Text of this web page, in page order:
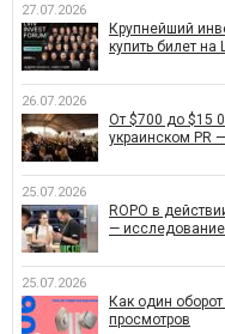
27.07.2026
Крупнейший
купить билет на
26.07.2026
От $700 до $15
украинском PR
25.07.2026
ROPO в
— исследование
25.07.2026
Как один
просмотров